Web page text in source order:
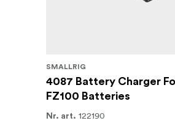
SMALLRIG
4087 Battery Charger
FZ100 Batteries
Nr. art. 122190